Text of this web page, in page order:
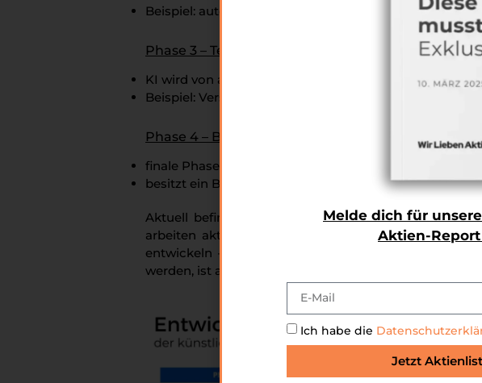
Beispiel: autonome Fahrzeuge
Phase 3 – Teilbewusste Maschinen
KI wird von anderen Entitäten beeinflusst und lernt
Beispiel: Versuche der US Navy, Robotern menschliche
Phase 4 – Bewusste Maschinen
finale Phase der KI-Entwicklung
besitzt ein Bewusstsein
Aktuell befinden wir uns im Übergang zwischen
arbeiten aktuell mit Hochdruck daran, teilbewusste
entwickeln – bisher jedoch mit begrenztem Erfolg.
werden, ist aktuell unklar.
Melde dich für
Aktien-
Ich habe die
Jetzt